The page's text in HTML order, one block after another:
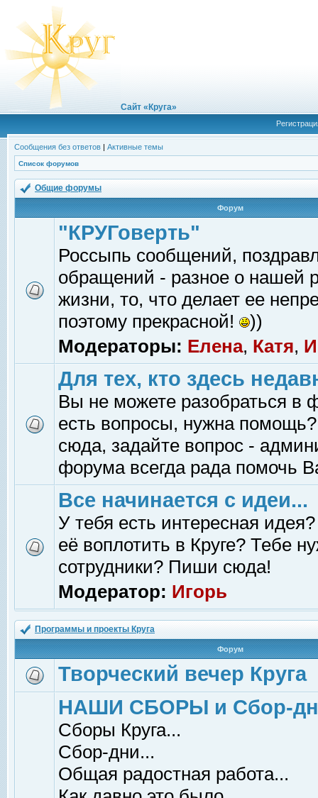
Сайт «Круга»
Сообщения без ответов | Активные темы
Список форумов
Общие форумы
Форум
"КРУГоверть"
Россыпь сообщений,
обращений - разное о нашей
жизни, то, что делает ее
поэтому прекрасной!
))
Модераторы: Елена, Катя,
Для тех, кто здесь
Вы не можете разобраться в
есть вопросы, нужна помощь?
сюда, задайте вопрос -
форума всегда рада помочь
Все начинается с идеи...
У тебя есть интересная
её воплотить в Круге? Тебе
сотрудники? Пиши сюда!
Модератор: Игорь
Программы и проекты Круга
Форум
Творческий вечер Круга
НАШИ СБОРЫ и Сбор-
Сборы Круга...
Сбор-дни...
Общая радостная работа...